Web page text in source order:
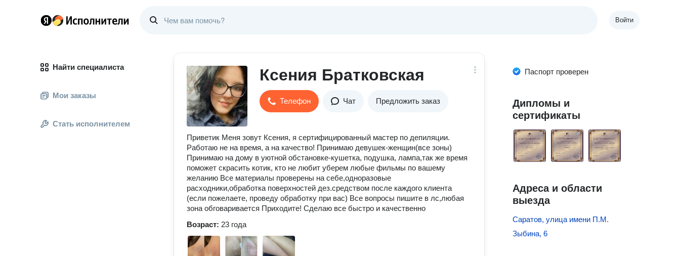
Войти
Найти специалиста
Мои заказы
Стать исполнителем
Ксения Братковская
Телефон Чат Предложить заказ
Приветик Меня зовут Ксения, я сертифицированный мастер по депиляции.
Работаю не на время, а на качество! Принимаю девушек-женщин(все зоны)
Принимаю на дому в уютной обстановке-кушетка, подушка, лампа,так же время
поможет скрасить котик, кто не любит уберем любые фильмы по вашему
желанию Все материалы проверены на себе,одноразовые
расходники,обработка поверхностей дез.средством после каждого клиента
(если пожелаете, проведу обработку при вас) Все вопросы пишите в лс,любая
зона обговаривается Приходите! Сделаю все быстро и качественно
Возраст: 23 года
Паспорт проверен
Дипломы и
сертификаты
Адреса и области
выезда
Саратов, улица имени П.М.
Зыбина, 6